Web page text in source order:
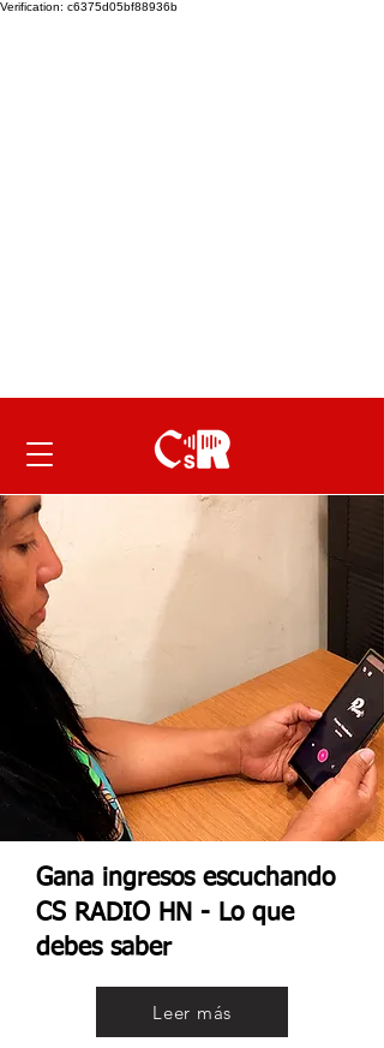
Verification: c6375d05bf88936b
Gana ingresos escuchando
CS RADIO HN - Lo que
debes saber
Leer más